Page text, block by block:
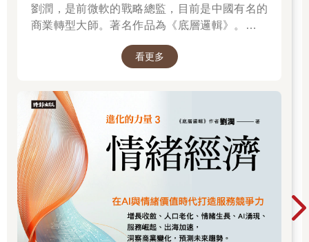
劉潤，是前微軟的戰略總監，目前是中國有名的
商業轉型大師。著名作品為《底層邏輯》。唯有
的世界中，認清所有真相！
看更多